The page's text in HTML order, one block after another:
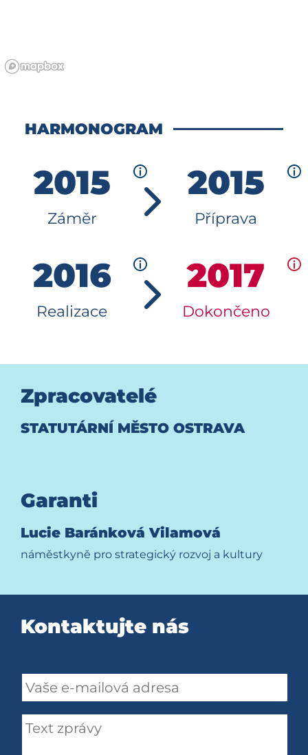
HARMONOGRAM
2015
Záměr
2015
Příprava
2016
Realizace
2017
Dokončeno
Zpracovatelé
STATUTÁRNÍ MĚSTO OSTRAVA
Garanti
Lucie Baránková Vilamová
náměstkyně pro strategický rozvoj a kultury
Kontaktujte nás